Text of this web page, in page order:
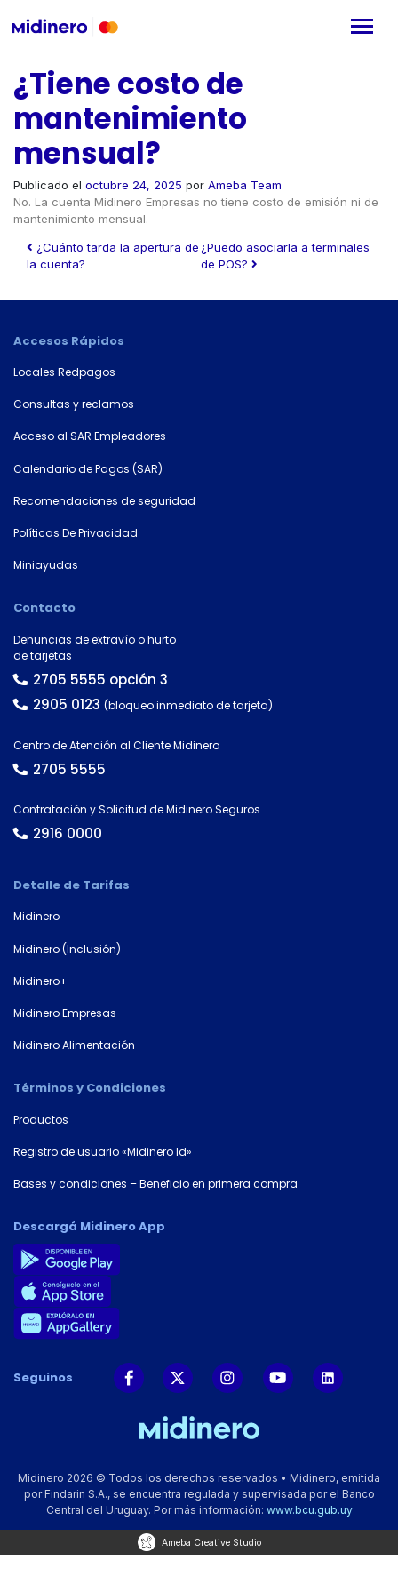
×
Consultá
número
de
cuenta
de
tarjeta*
Tipo de
documento
documento*
¿Tiene costo de
mantenimiento
mensual?
Publicado el octubre 24, 2025 por Ameba Team
No. La cuenta Midinero Empresas no tiene costo de emisión ni de
mantenimiento mensual.
Navegación de entradas
¿Cuánto tarda la apertura de
la cuenta?
¿Puedo asociarla a terminales
de POS?
Accesos Rápidos
Locales Redpagos
Consultas y reclamos
Acceso al SAR Empleadores
Calendario de Pagos (SAR)
Recomendaciones de seguridad
Políticas De Privacidad
Miniayudas
Contacto
Denuncias de extravío o hurto
de tarjetas
2705 5555 opción 3
2905 0123 (bloqueo inmediato de tarjeta)
Centro de Atención al Cliente Midinero
2705 5555
Contratación y Solicitud de Midinero Seguros
2916 0000
Detalle de Tarifas
Midinero
Midinero (Inclusión)
Midinero+
Midinero Empresas
Midinero Alimentación
Términos y Condiciones
Productos
Registro de usuario «Midinero Id»
Bases y condiciones – Beneficio en primera compra
Descargá Midinero App
Seguinos
Midinero 2026 © Todos los derechos reservados • Midinero, emitida
por Findarin S.A., se encuentra regulada y supervisada por el Banco
Central del Uruguay. Por más información: www.bcu.gub.uy
Ameba Creative Studio